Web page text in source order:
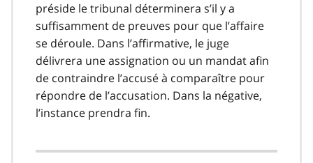
préside le tribunal déterminera s’il y a
suffisamment de preuves pour que l’affaire
se déroule. Dans l’affirmative, le juge
délivrera une assignation ou un mandat afin
de contraindre l’accusé à comparaître pour
répondre de l’accusation. Dans la négative,
l’instance prendra fin.